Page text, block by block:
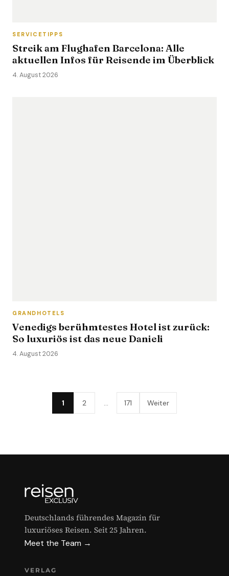
SERVICETIPPS
Streik am Flughafen Barcelona: Alle
aktuellen Infos für Reisende im Überblick
4. August 2026
GRANDHOTELS
Venedigs berühmtestes Hotel ist zurück:
So luxuriös ist das neue Danieli
4. August 2026
1 2 171 Weiter
Deutschlands führendes Magazin für
luxuriöses Reisen. Seit 25 Jahren.
Meet the Team →
VERLAG